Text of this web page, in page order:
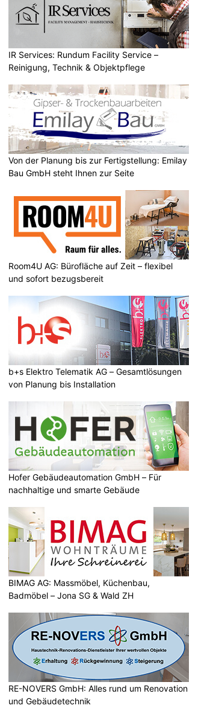
IR Services: Rundum Facility Service –
Reinigung, Technik & Objektpflege
Von der Planung bis zur Fertigstellung: Emilay
Bau GmbH steht Ihnen zur Seite
Room4U AG: Bürofläche auf Zeit – flexibel
und sofort bezugsbereit
b+s Elektro Telematik AG – Gesamtlösungen
von Planung bis Installation
Hofer Gebäudeautomation GmbH – Für
nachhaltige und smarte Gebäude
BIMAG AG: Massmöbel, Küchenbau,
Badmöbel – Jona SG & Wald ZH
RE-NOVERS GmbH: Alles rund um Renovation
und Gebäudetechnik